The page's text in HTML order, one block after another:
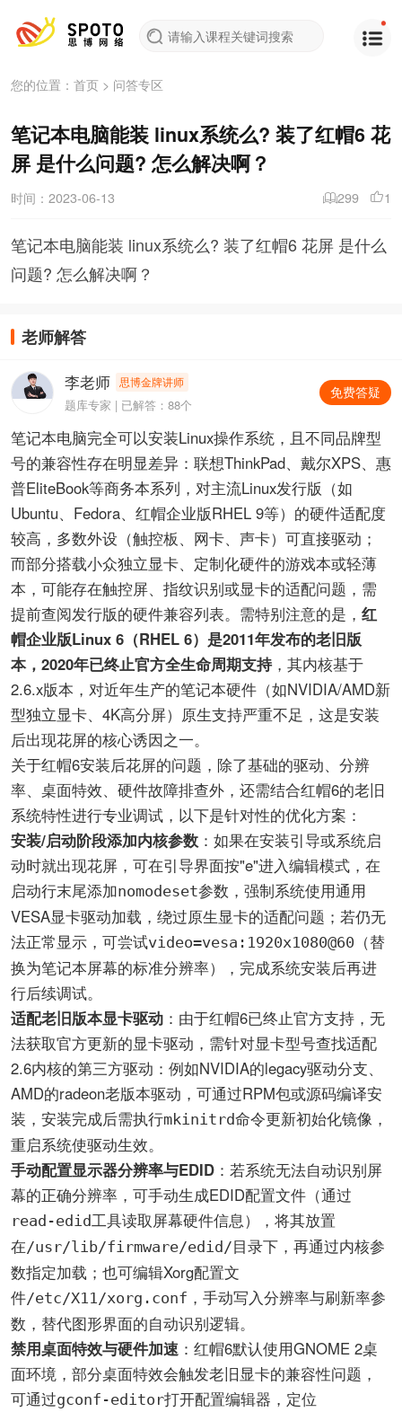
您的位置： 首页> 问答专区
笔记本电脑能装 linux系统么? 装了红帽6 花
屏 是什么问题? 怎么解决啊？
时间：2023-06-13 299 1
笔记本电脑能装 linux系统么? 装了红帽6 花屏 是什么
问题? 怎么解决啊？
老师解答
李老师 思博金牌讲师
题库专家 | 已解答：88个
免费答疑
笔记本电脑完全可以安装Linux操作系统，且不同品牌型
号的兼容性存在明显差异：联想ThinkPad、戴尔XPS、惠
普EliteBook等商务本系列，对主流Linux发行版（如
Ubuntu、Fedora、红帽企业版RHEL 9等）的硬件适配度
较高，多数外设（触控板、网卡、声卡）可直接驱动；
而部分搭载小众独立显卡、定制化硬件的游戏本或轻薄
本，可能存在触控屏、指纹识别或显卡的适配问题，需
提前查阅发行版的硬件兼容列表。需特别注意的是， 红
帽企业版Linux 6（RHEL 6）是2011年发布的老旧版
本，2020年已终止官方全生命周期支持，其内核基于
2.6.x版本，对近年生产的笔记本硬件（如NVIDIA/AMD新
型独立显卡、4K高分屏）原生支持严重不足，这是安装
后出现花屏的核心诱因之一。
关于红帽6安装后花屏的问题，除了基础的驱动、分辨
率、桌面特效、硬件故障排查外，还需结合红帽6的老旧
系统特性进行专业调试，以下是针对性的优化方案：
安装/启动阶段添加内核参数：如果在安装引导或系统启
动时就出现花屏，可在引导界面按"e"进入编辑模式，在
启动行末尾添加nomodeset参数，强制系统使用通用
VESA显卡驱动加载，绕过原生显卡的适配问题；若仍无
法正常显示，可尝试video=vesa:1920x1080@60 （替
换为笔记本屏幕的标准分辨率），完成系统安装后再进
行后续调试。
适配老旧版本显卡驱动：由于红帽6已终止官方支持，无
法获取官方更新的显卡驱动，需针对显卡型号查找适配
2.6内核的第三方驱动：例如NVIDIA的legacy驱动分支、
AMD的radeon老版本驱动，可通过RPM包或源码编译安
装，安装完成后需执行mkinitrd命令更新初始化镜像，
重启系统使驱动生效。
手动配置显示器分辨率与EDID：若系统无法自动识别屏
幕的正确分辨率，可手动生成EDID配置文件（通过
read-edid工具读取屏幕硬件信息），将其放置
在/usr/lib/firmware/edid/目录下，再通过内核参
数指定加载；也可编辑Xorg配置文
件/etc/X11/xorg.conf ，手动写入分辨率与刷新率参
数，替代图形界面的自动识别逻辑。
禁用桌面特效与硬件加速 ：红帽6默认使用GNOME 2桌
面环境，部分桌面特效会触发老旧显卡的兼容性问题，
可通过gconf-editor打开配置编辑器，定位